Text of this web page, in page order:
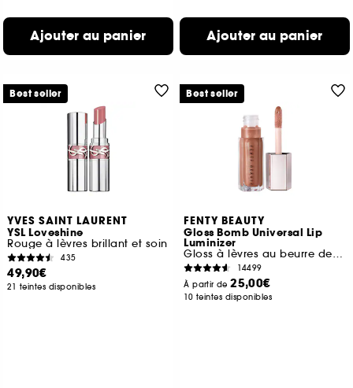
Ajouter au panier Ajouter au panier
YVES SAINT LAURENT
YSL Loveshine
Rouge à lèvres brillant et soin
435
49,90€
21 teintes disponibles
Best seller
FENTY BEAUTY
Gloss Bomb Universal Lip
Luminizer
Gloss à lèvres au beurre de karité
14499
À partir de25,00€
10 teintes disponibles
Best seller